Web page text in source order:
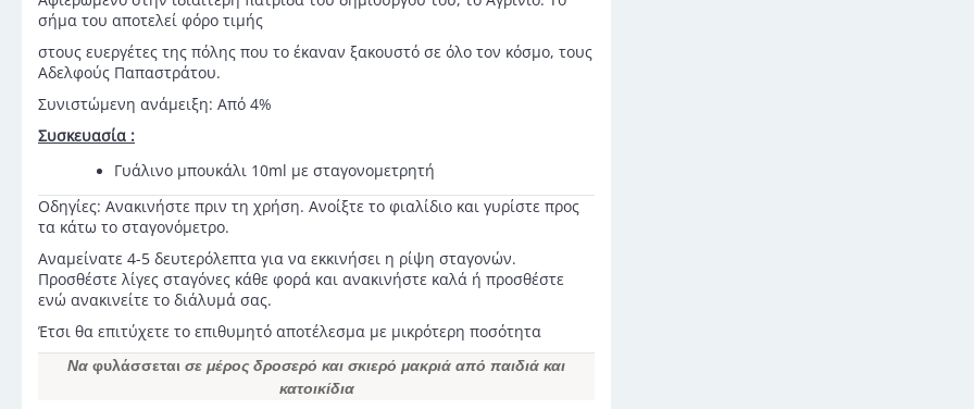
σήμα του αποτελεί φόρο τιμής
στους ευεργέτες της πόλης που το έκαναν ξακουστό σε όλο τον κόσμο, τους
Αδελφούς Παπαστράτου.
Συνιστώμενη ανάμειξη: Από 4%
Συσκευασία :
Γυάλινο μπουκάλι 10ml με σταγονομετρητή
Οδηγίες: Ανακινήστε πριν τη χρήση. Ανοίξτε το φιαλίδιο και γυρίστε προς
τα κάτω το σταγονόμετρο.
Αναμείνατε 4-5 δευτερόλεπτα για να εκκινήσει η ρίψη σταγονών.
Προσθέστε λίγες σταγόνες κάθε φορά και ανακινήστε καλά ή προσθέστε
ενώ ανακινείτε το διάλυμά σας.
Έτσι θα επιτύχετε το επιθυμητό αποτέλεσμα με μικρότερη ποσότητα
Να φυλάσσεται σε μέρος δροσερό και σκιερό μακριά από παιδιά και
κατοικίδια